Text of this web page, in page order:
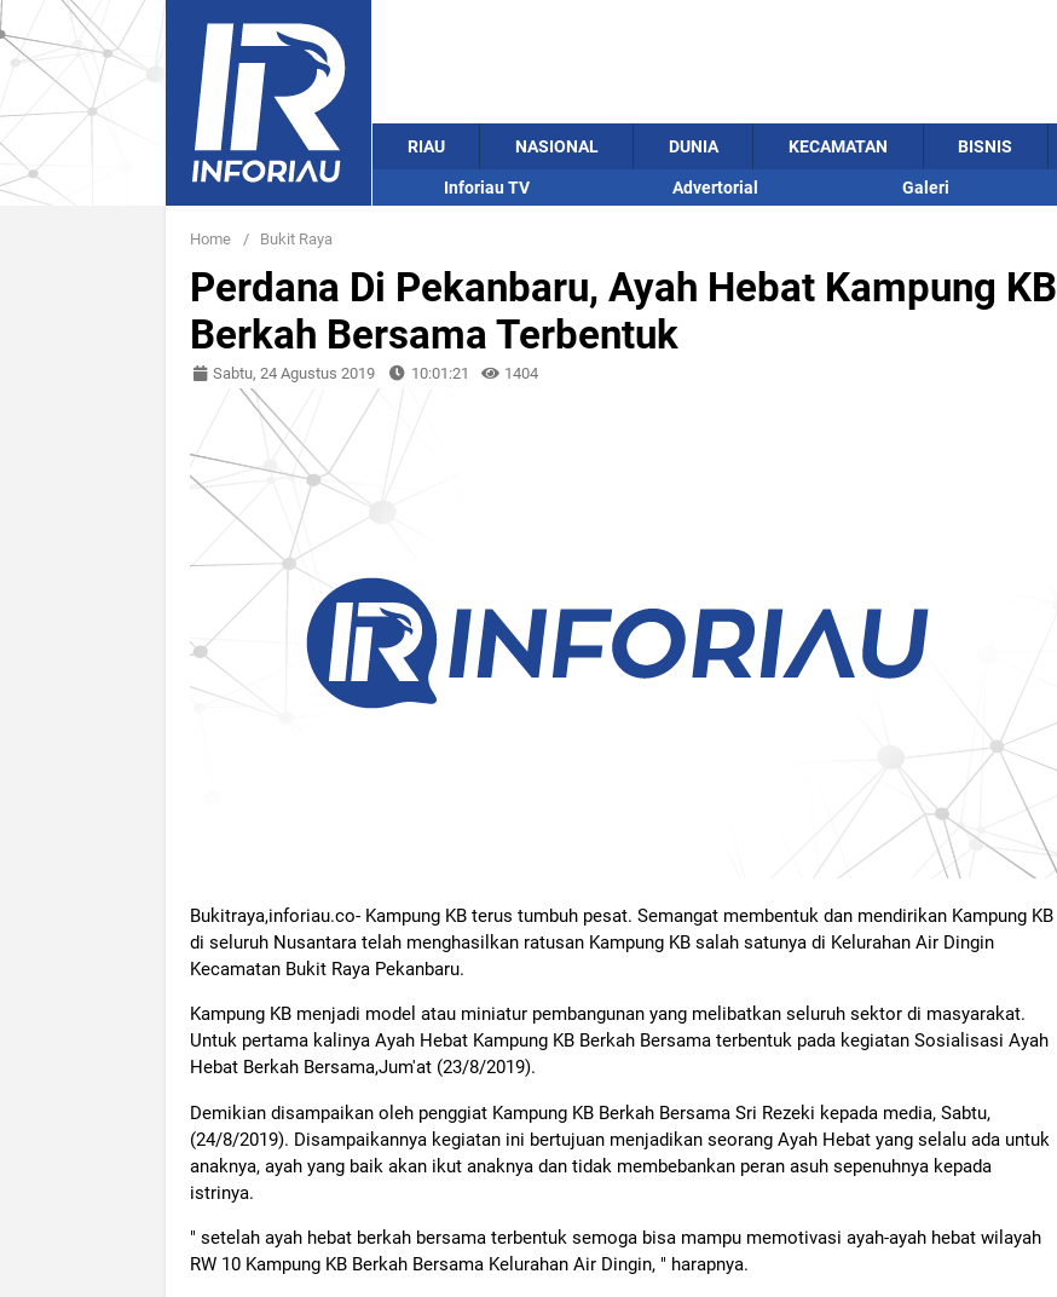
RIAU NASIONAL DUNIA KECAMATAN BISNIS
Inforiau TV Advertorial Galeri
Home / Bukit Raya
Perdana Di Pekanbaru, Ayah Hebat Kampung KB
Berkah Bersama Terbentuk
Sabtu, 24 Agustus 2019 10:01:21 1404
Bukitraya,inforiau.co- Kampung KB terus tumbuh pesat. Semangat membentuk dan mendirikan Kampung KB
di seluruh Nusantara telah menghasilkan ratusan Kampung KB salah satunya di Kelurahan Air Dingin
Kecamatan Bukit Raya Pekanbaru.
Kampung KB menjadi model atau miniatur pembangunan yang melibatkan seluruh sektor di masyarakat.
Untuk pertama kalinya Ayah Hebat Kampung KB Berkah Bersama terbentuk pada kegiatan Sosialisasi Ayah
Hebat Berkah Bersama,Jum'at (23/8/2019).
Demikian disampaikan oleh penggiat Kampung KB Berkah Bersama Sri Rezeki kepada media, Sabtu,
(24/8/2019). Disampaikannya kegiatan ini bertujuan menjadikan seorang Ayah Hebat yang selalu ada untuk
anaknya, ayah yang baik akan ikut anaknya dan tidak membebankan peran asuh sepenuhnya kepada
istrinya.
" setelah ayah hebat berkah bersama terbentuk semoga bisa mampu memotivasi ayah-ayah hebat wilayah
RW 10 Kampung KB Berkah Bersama Kelurahan Air Dingin, " harapnya.